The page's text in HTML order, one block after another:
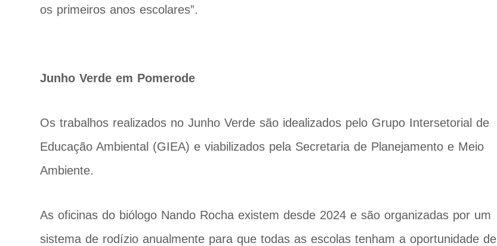
os primeiros anos escolares”.
Junho Verde em Pomerode
Os trabalhos realizados no Junho Verde são idealizados pelo Grupo Intersetorial de
Educação Ambiental (GIEA) e viabilizados pela Secretaria de Planejamento e Meio
Ambiente.
As oficinas do biólogo Nando Rocha existem desde 2024 e são organizadas por um
sistema de rodízio anualmente para que todas as escolas tenham a oportunidade de